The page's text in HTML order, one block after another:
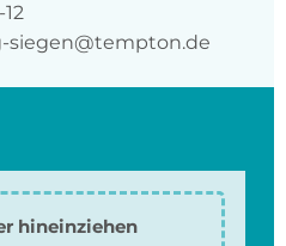
siegen@tempton.de
hineinziehen